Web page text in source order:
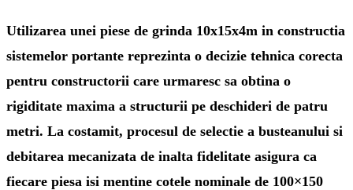
Utilizarea unei piese de grinda 10x15x4m in constructia
sistemelor portante reprezinta o decizie tehnica corecta
pentru constructorii care urmaresc sa obtina o
rigiditate maxima a structurii pe deschideri de patru
metri. La costamit, procesul de selectie a busteanului si
debitarea mecanizata de inalta fidelitate asigura ca
fiecare piesa isi mentine cotele nominale de 100×150